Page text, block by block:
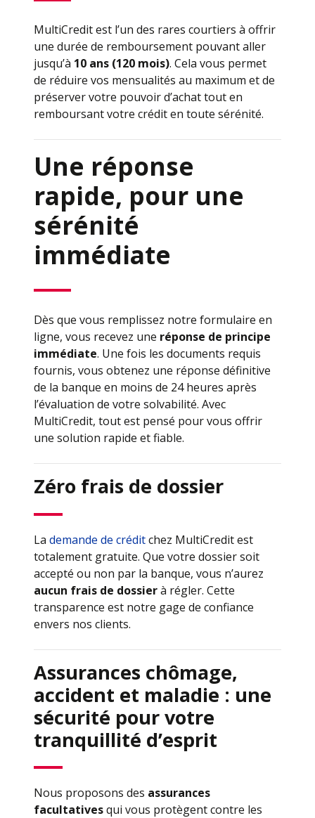
MultiCredit est l’un des rares courtiers à offrir
une durée de remboursement pouvant aller
jusqu’à 10 ans (120 mois). Cela vous permet
de réduire vos mensualités au maximum et de
préserver votre pouvoir d’achat tout en
remboursant votre crédit en toute sérénité.
Une réponse
rapide, pour une
sérénité
immédiate
Dès que vous remplissez notre formulaire en
ligne, vous recevez une réponse de principe
immédiate. Une fois les documents requis
fournis, vous obtenez une réponse définitive
de la banque en moins de 24 heures après
l’évaluation de votre solvabilité. Avec
MultiCredit, tout est pensé pour vous offrir
une solution rapide et fiable.
Zéro frais de dossier
La demande de créditchez MultiCredit est
totalement gratuite. Que votre dossier soit
accepté ou non par la banque, vous n’aurez
aucun frais de dossierà régler. Cette
transparence est notre gage de confiance
envers nos clients.
Assurances chômage,
accident et maladie : une
sécurité pour votre
tranquillité d’esprit
Nous proposons des assurances
facultativesqui vous protègent contre les